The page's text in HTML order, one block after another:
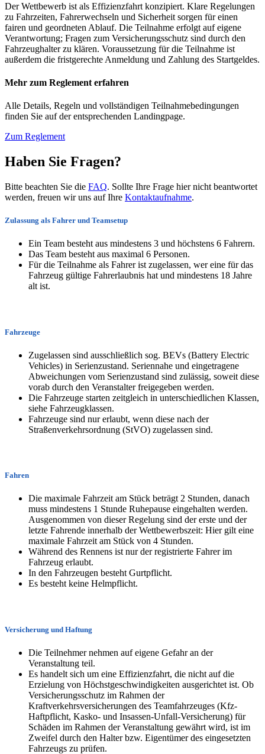
Der Wettbewerb ist als Effizienzfahrt konzipiert. Klare Regelungen
zu Fahrzeiten, Fahrerwechseln und Sicherheit sorgen für einen
fairen und geordneten Ablauf. Die Teilnahme erfolgt auf eigene
Verantwortung; Fragen zum Versicherungsschutz sind durch den
Fahrzeughalter zu klären. Voraussetzung für die Teilnahme ist
außerdem die fristgerechte Anmeldung und Zahlung des Startgeldes.
Mehr zum Reglement erfahren
Alle Details, Regeln und vollständigen Teilnahmebedingungen
finden Sie auf der entsprechenden Landingpage.
Zum Reglement
Haben Sie Fragen?
Bitte beachten Sie die FAQ. Sollte Ihre Frage hier nicht beantwortet
werden, freuen wir uns auf Ihre Kontaktaufnahme.
Zulassung als Fahrer und Teamsetup
Ein Team besteht aus mindestens 3 und höchstens 6 Fahrern.
Das Team besteht aus maximal 6 Personen.
Für die Teilnahme als Fahrer ist zugelassen, wer eine für das
Fahrzeug gültige Fahrerlaubnis hat und mindestens 18 Jahre
alt ist.
Fahrzeuge
Zugelassen sind ausschließlich sog. BEVs (Battery Electric
Vehicles) in Serienzustand. Seriennahe und eingetragene
Abweichungen vom Serienzustand sind zulässig, soweit diese
vorab durch den Veranstalter freigegeben werden.
Die Fahrzeuge starten zeitgleich in unterschiedlichen Klassen,
siehe Fahrzeugklassen.
Fahrzeuge sind nur erlaubt, wenn diese nach der
Straßenverkehrsordnung (StVO) zugelassen sind.
Fahren
Die maximale Fahrzeit am Stück beträgt 2 Stunden, danach
muss mindestens 1 Stunde Ruhepause eingehalten werden.
Ausgenommen von dieser Regelung sind der erste und der
letzte Fahrende innerhalb der Wettbewerbszeit: Hier gilt eine
maximale Fahrzeit am Stück von 4 Stunden.
Während des Rennens ist nur der registrierte Fahrer im
Fahrzeug erlaubt.
In den Fahrzeugen besteht Gurtpflicht.
Es besteht keine Helmpflicht.
Versicherung und Haftung
Die Teilnehmer nehmen auf eigene Gefahr an der
Veranstaltung teil.
Es handelt sich um eine Effizienzfahrt, die nicht auf die
Erzielung von Höchstgeschwindigkeiten ausgerichtet ist. Ob
Versicherungsschutz im Rahmen der
Kraftverkehrsversicherungen des Teamfahrzeuges (Kfz-
Haftpflicht, Kasko- und Insassen-Unfall-Versicherung) für
Schäden im Rahmen der Veranstaltung gewährt wird, ist im
Zweifel durch den Halter bzw. Eigentümer des eingesetzten
Fahrzeugs zu prüfen.